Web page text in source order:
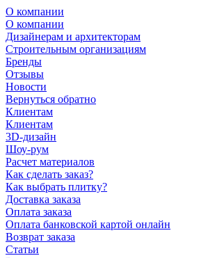
О компании
О компании
Дизайнерам и архитекторам
Строительным организациям
Бренды
Отзывы
Новости
Вернуться обратно
Клиентам
Клиентам
3D-дизайн
Шоу-рум
Расчет материалов
Как сделать заказ?
Как выбрать плитку?
Доставка заказа
Оплата заказа
Оплата банковской картой онлайн
Возврат заказа
Статьи